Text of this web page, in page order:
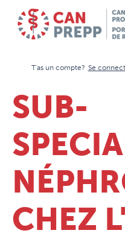
T'as un compte? Se
SUB-
CHEZ